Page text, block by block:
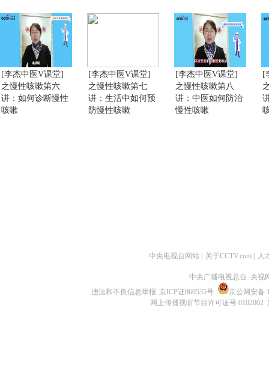
[李杰中医V课堂]
之慢性咳嗽第六
讲：如何诊断慢性
咳嗽
[李杰中医V课堂]
之慢性咳嗽第七
讲：生活中如何预
防慢性咳嗽
[李杰中医V课堂]
之慢性咳嗽第八
讲：中医如何防治
慢性咳嗽
[
中央电视台网站 关于CCTV.com 人
中央广播电视总台 央视
违法和不良信息举报 京ICP证060535号
京公网安备
网上传播视听节目许可证号 0102002